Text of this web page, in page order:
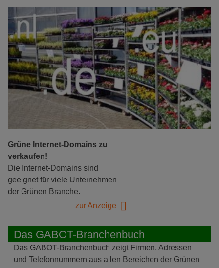
Grüne Internet-Domains zu
verkaufen!
Die Internet-Domains sind
geeignet für viele Unternehmen
der Grünen Branche.
zur Anzeige
Das GABOT-Branchenbuch
Das GABOT-Branchenbuch zeigt Firmen, Adressen
und Telefonnummern aus allen Bereichen der Grünen